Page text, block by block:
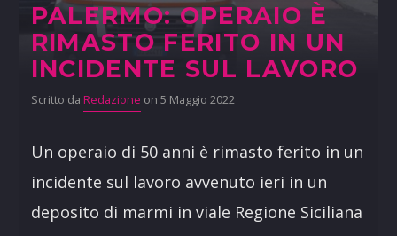
PALERMO: OPERAIO È
RIMASTO FERITO IN UN
INCIDENTE SUL LAVORO
Scritto da Redazione on 5 Maggio 2022
Un operaio di 50 anni è rimasto ferito in un
incidente sul lavoro avvenuto ieri in un
deposito di marmi in viale Regione Siciliana